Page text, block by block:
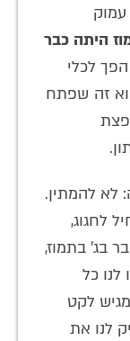
עמוק
היתה כבר
לכלי
זה שפתח
לא להמתין.
לחגוג,
בג' בתמוז,
כל
מגיש לקט
לנו את